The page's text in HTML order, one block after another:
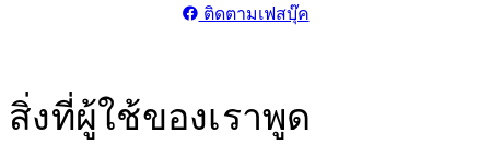
ติดตามเฟสบุ๊ค
สิ่งที่ผู้ใช้ของเราพูด